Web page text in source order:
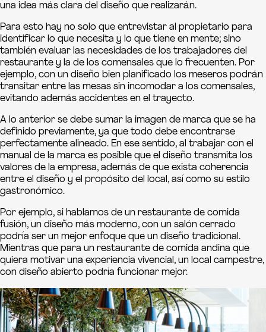
una idea más clara del diseño que realizarán.
Para esto hay no solo que entrevistar al propietario para
identificar lo que necesita y lo que tiene en mente; sino
también evaluar las necesidades de los trabajadores del
restaurante y la de los comensales que lo frecuenten. Por
ejemplo, con un diseño bien planificado los meseros podrán
transitar entre las mesas sin incomodar a los comensales,
evitando además accidentes en el trayecto.
A lo anterior se debe sumar la imagen de marca que se ha
definido previamente, ya que todo debe encontrarse
perfectamente alineado. En ese sentido, al trabajar con el
manual de la marca es posible que el diseño transmita los
valores de la empresa, además de que exista coherencia
entre el diseño y el propósito del local, así como su estilo
gastronómico.
Por ejemplo, si hablamos de un restaurante de comida
fusión, un diseño más moderno, con un salón cerrado
podría ser un mejor enfoque que un diseño tradicional.
Mientras que para un restaurante de comida andina que
quiera motivar una experiencia vivencial, un local campestre,
con diseño abierto podría funcionar mejor.